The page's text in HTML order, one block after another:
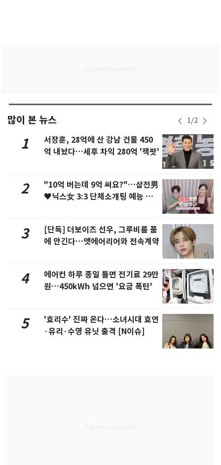
많이 본 뉴스 1/2
1
서장훈, 28억에 산 강남 건물 450
억 내놨다…세후 차익 280억 '잭팟'
2
"10억 버는데 9억 써요?"…삼전男
♥닉스女 3:3 단체소개팅 예능 화
3
[단독] 더보이즈 선우, 그루비룸 품
에 안긴다…앳에어리어와 전속계약
4
에어컨 하루 종일 틀면 전기료 29만
원…450kWh 넘으면 '요금 폭탄'
5
'효리수' 진짜 온다…소녀시대 효연
·유리·수영 유닛 출격 [N이슈]